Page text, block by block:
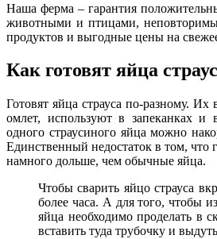
Наша ферма – гарантия
животными и птицами,
продуктов и выгодные цены на
Как готовят яйца
Готовят яйца страуса по-разному. Их
омлет, используют в запеканках
одного страусиного яйца можно
Единственный недостаток в том, что
намного дольше, чем обычные яйца.
Чтобы сварить яйцо страуса
более часа. А для того, чтобы
яйца необходимо проделать в
вставить туда трубочку и